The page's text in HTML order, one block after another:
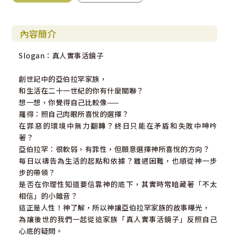
內容簡介
Slogan：真人實事活鏡子
創世記中的亞伯拉罕家族，
和生活在二十一世紀的你有什麼關聯？
想一想，你覺得自己比較像——
羅得：照自己肉眼所喜悅的選擇？
在罪惡的環境中無力翻轉？終日只能在矛盾和失敗中呻吟
著？
亞伯拉罕：很軟弱，有罪性，但願意選擇神所喜悅的方向？
每日以禱告為生活的起點和依據？雖遇困難，也順從神一步
步的帶領？
是否在你理性知道要信靠神的底下，其實時常暗藏著「不太
相信」的小雜音？
這正是人性！神了解，所以神讓亞伯拉罕家族的故事曝光，
為讓後世的我們一起從這家族「真人實事活鏡子」反照自己
心底的疑問。